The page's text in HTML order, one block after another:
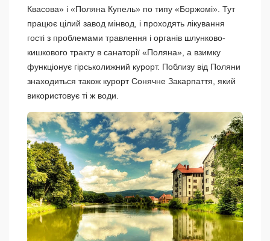
Квасова» і «Поляна Купель» по типу «Боржомі». Тут
працює цілий завод мінвод, і проходять лікування
гості з проблемами травлення і органів шлунково-
кишкового тракту в санаторії «Поляна», а взимку
функціонує гірськолижний курорт. Поблизу від Поляни
знаходиться також курорт Сонячне Закарпаття, який
використовує ті ж води.